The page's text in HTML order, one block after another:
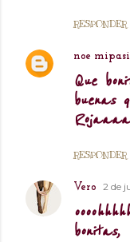
RESPONDER
noe
Que
buenas
RESPONDER
Vero 2 de
bonitas,